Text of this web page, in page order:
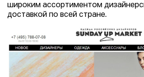
широким ассортиментом
доставкой по всей стране.